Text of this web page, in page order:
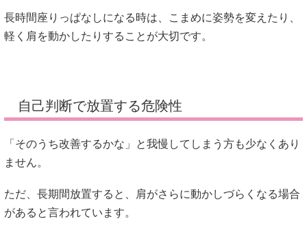
長時間座りっぱなしになる時は、こまめに姿勢を変えたり、
軽く肩を動かしたりすることが大切です。
自己判断で放置する危険性
「そのうち改善するかな」と我慢してしまう方も少なくあり
ません。
ただ、長期間放置すると、肩がさらに動かしづらくなる場合
があると言われています。